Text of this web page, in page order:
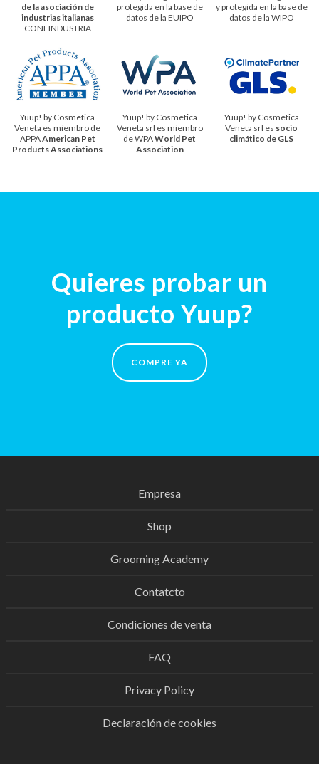
de la asociación de
industrias italianas
CONFINDUSTRIA
protegida en la base de
datos de la EUIPO
y protegida en la base de
datos de la WIPO
Yuup! by Cosmetica
Veneta es miembro de
APPAAmerican Pet
Products Associations
Yuup! by Cosmetica
Veneta srl es miembro
de WPAWorld Pet
Association
Yuup! by Cosmetica
Veneta srl es socio
climático de GLS
Quieres probar un
producto Yuup?
COMPRE YA
Empresa
Shop
Grooming Academy
Contatcto
Condiciones de venta
FAQ
Privacy Policy
Declaración de cookies